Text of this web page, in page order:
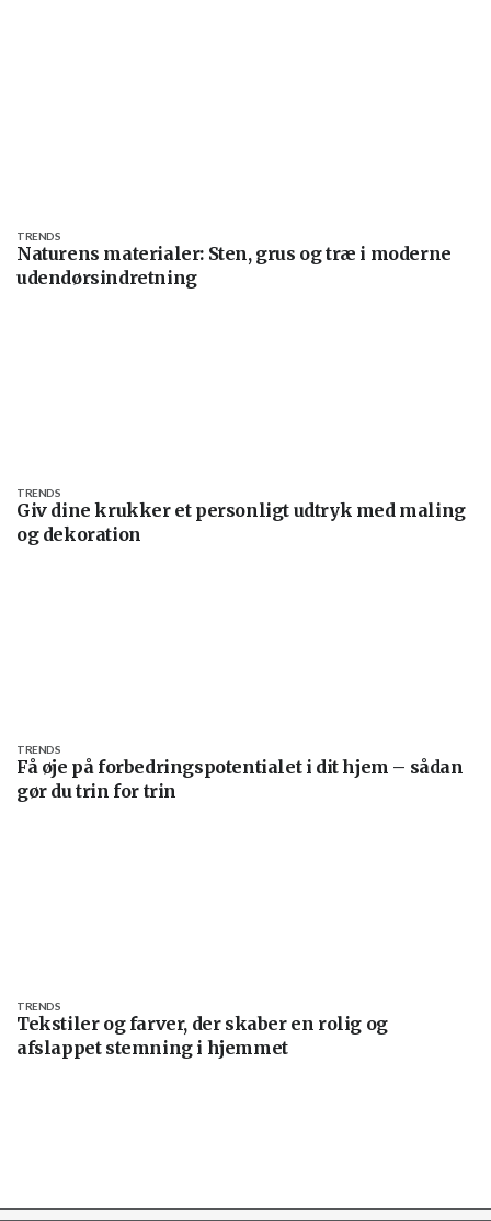
Naturens materialer: Sten, grus og træ i moderne
udendørsindretning
TRENDS
Giv dine krukker et personligt udtryk med maling
og dekoration
TRENDS
Få øje på forbedringspotentialet i dit hjem – sådan
gør du trin for trin
TRENDS
Tekstiler og farver, der skaber en rolig og
afslappet stemning i hjemmet
TRENDS